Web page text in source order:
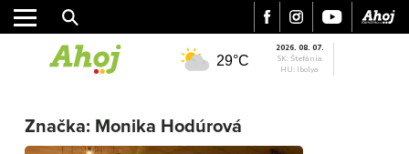
REGIÓN
29°C
2026. 08. 07.
SK: Štefánia
HU: Ibolya
Značka: Monika Hodúrová